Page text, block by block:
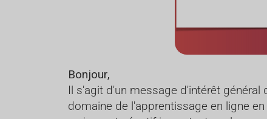
Bonjour,
Il s'agit d'un message d'intérêt général
domaine de l'apprentissage en ligne